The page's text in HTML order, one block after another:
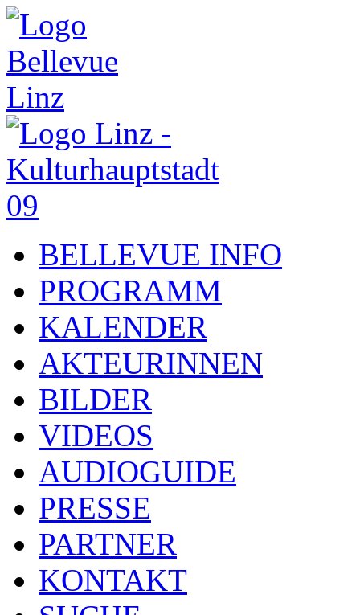
BELLEVUE INFO
PROGRAMM
KALENDER
AKTEURINNEN
BILDER
VIDEOS
AUDIOGUIDE
PRESSE
PARTNER
KONTAKT